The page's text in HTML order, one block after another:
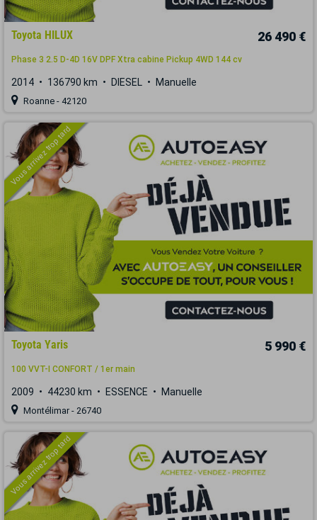
Toyota HILUX 26 490 €
Phase 3 2.5 D-4D 16V DPF Xtra cabine Pickup 4WD 144 cv
2014 136790 km DIESEL Manuelle
Roanne - 42120
Vous arrivez trop tard
Toyota Yaris 5 990 €
100 VVT-I CONFORT / 1er main
2009 44230 km ESSENCE Manuelle
Montélimar - 26740
Vous arrivez trop tard